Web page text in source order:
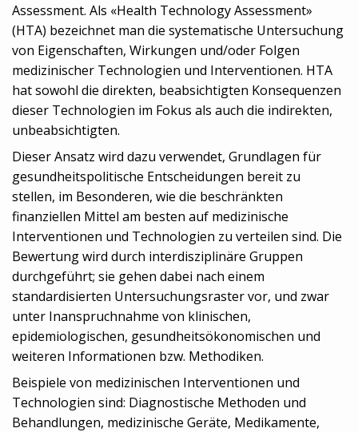
Assessment. Als «Health Technology Assessment»
(HTA) bezeichnet man die systematische Untersuchung
von Eigenschaften, Wirkungen und/oder Folgen
medizinischer Technologien und Interventionen. HTA
hat sowohl die direkten, beabsichtigten Konsequenzen
dieser Technologien im Fokus als auch die indirekten,
unbeabsichtigten.
Dieser Ansatz wird dazu verwendet, Grundlagen für
gesundheitspolitische Entscheidungen bereit zu
stellen, im Besonderen, wie die beschränkten
finanziellen Mittel am besten auf medizinische
Interventionen und Technologien zu verteilen sind. Die
Bewertung wird durch interdisziplinäre Gruppen
durchgeführt; sie gehen dabei nach einem
standardisierten Untersuchungsraster vor, und zwar
unter Inanspruchnahme von klinischen,
epidemiologischen, gesundheitsökonomischen und
weiteren Informationen bzw. Methodiken.
Beispiele von medizinischen Interventionen und
Technologien sind: Diagnostische Methoden und
Behandlungen, medizinische Geräte, Medikamente,